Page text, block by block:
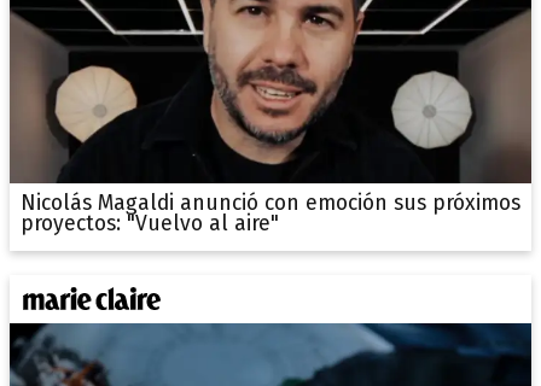
Nicolás Magaldi anunció con emoción sus próximos
proyectos: "Vuelvo al aire"